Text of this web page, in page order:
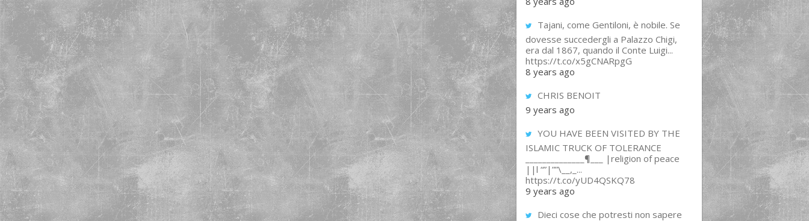
Tajani, come Gentiloni, è nobile. Se
dovesse succedergli a Palazzo Chigi,
era dal 1867, quando il Conte Luigi...
https://t.co/x5gCNARpgG
8 years ago
CHRIS BENOIT
9 years ago
YOU HAVE BEEN VISITED BY THE
ISLAMIC TRUCK OF TOLERANCE
______________¶___ |religion of peace
||l “”|””\__,_...
https://t.co/yUD4QSKQ78
9 years ago
Dieci cose che potresti non sapere